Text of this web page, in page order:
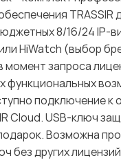
TRASSIR
8/16/24 IP-
HiWatch (выбор
момент запроса
функциональных
подключение к
Cloud. USB-ключ
Возможна
без других